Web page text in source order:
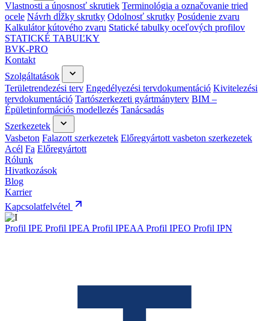
Vlastnosti a únosnosť skrutiek Terminológia a označovanie tried
ocele Návrh dĺžky skrutky Odolnosť skrutky Posúdenie zvaru
Kalkulátor kútového zvaru Statické tabulky oceľových profilov
STATICKÉ TABUĽKY
BVK-PRO
Kontakt
Szolgáltatások
Területrendezési terv Engedélyezési tervdokumentáció Kivitelezési
tervdokumentáció Tartószerkezeti gyártmányterv BIM –
Épületinformációs modellezés Tanácsadás
Szerkezetek
Vasbeton Falazott szerkezetek Előregyártott vasbeton szerkezetek
Acél Fa Előregyártott
Rólunk
Hivatkozások
Blog
Karrier
Kapcsolatfelvétel
Profil IPE Profil IPEA Profil IPEAA Profil IPEO Profil IPN